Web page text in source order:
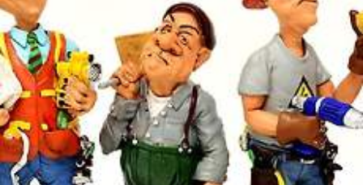
합니다. 반면, 통화량의 증가는 인플레이션을 초래할 수 있으며, 이는 물가 상승률이 높
아지는 경향을 가지고 있습니다. 이러한 경제의 기본 원리를 통해 국가 경제의 성장과 안
정을 이해하고, ..